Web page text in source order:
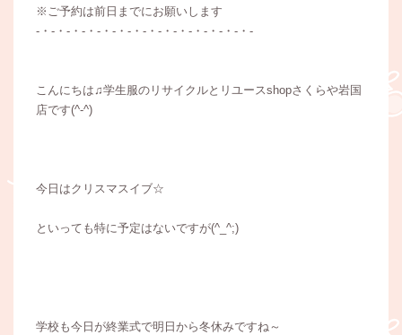
※ご予約は前日までにお願いします
-・-・-・-・-・-・-・-・-・-・-・-・-・-・-
こんにちは♫学生服のリサイクルとリユースshopさくらや岩国
店です(^-^)
今日はクリスマスイブ☆
といっても特に予定はないですが(^_^;)
学校も今日が終業式で明日から冬休みですね～